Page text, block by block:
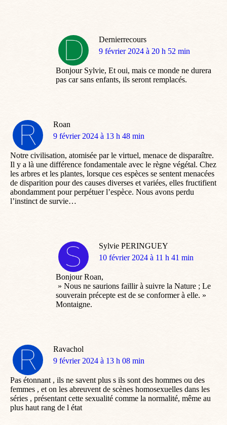
Dernierrecours
dit
9 février 2024 à 20 h 52 min
Bonjour Sylvie, Et oui, mais ce monde ne durera
pas car sans enfants, ils seront remplacés.
Roan
dit
9 février 2024 à 13 h 48 min
Notre civilisation, atomisée par le virtuel, menace de disparaître.
Il y a là une différence fondamentale avec le règne végétal. Chez
les arbres et les plantes, lorsque ces espèces se sentent menacées
de disparition pour des causes diverses et variées, elles fructifient
abondamment pour perpétuer l’espèce. Nous avons perdu
l’instinct de survie…
Sylvie PERINGUEY
dit
10 février 2024 à 11 h 41 min
Bonjour Roan,
» Nous ne saurions faillir à suivre la Nature ; Le
souverain précepte est de se conformer à elle. »
Montaigne.
Ravachol
dit
9 février 2024 à 13 h 08 min
Pas étonnant , ils ne savent plus s ils sont des hommes ou des
femmes , et on les abreuvent de scènes homosexuelles dans les
séries , présentant cette sexualité comme la normalité, même au
plus haut rang de l état